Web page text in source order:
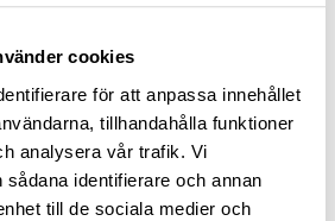
cookies
för att anpassa innehållet
tillhandahålla funktioner
analysera vår trafik. Vi
identifierare och annan
till de sociala medier och